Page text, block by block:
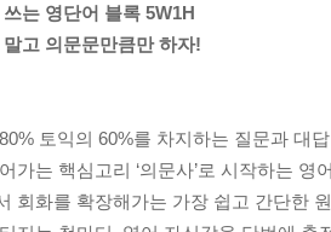
이렇게 쓰면 OK!
떤 ~?’라고 묻는 What
of ~?’의 사용법
리한 그 외의 의문형용사 What
이렇게 쓰면 OK!
~?’라고 묻는 Which line
는 영단어 블록 5W1H
고 의문문만큼만 하자!
토익의 60%를 차지하는 질문과 대
가는 핵심고리 ‘의문사’로 시작하는 영
회화를 확장해가는 가장 쉽고 간단한